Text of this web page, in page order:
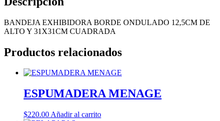
BANDEJA EXHIBIDORA BORDE ONDULADO 12,5CM DE
ALTO Y 31X31CM CUADRADA
Productos relacionados
ESPUMADERA MENAGE
$220.00 Añadir al carrito